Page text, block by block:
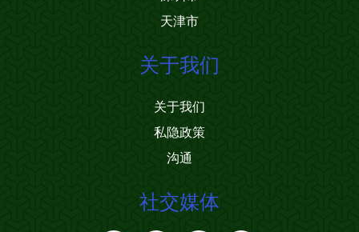
天津市
关于我们
关于我们
私隐政策
沟通
社交媒体